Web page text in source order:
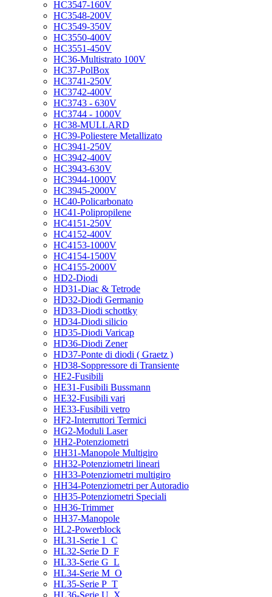
HC3547-160V
HC3548-200V
HC3549-350V
HC3550-400V
HC3551-450V
HC36-Multistrato 100V
HC37-PolBox
HC3741-250V
HC3742-400V
HC3743 - 630V
HC3744 - 1000V
HC38-MULLARD
HC39-Poliestere Metallizato
HC3941-250V
HC3942-400V
HC3943-630V
HC3944-1000V
HC3945-2000V
HC40-Policarbonato
HC41-Polipropilene
HC4151-250V
HC4152-400V
HC4153-1000V
HC4154-1500V
HC4155-2000V
HD2-Diodi
HD31-Diac & Tetrode
HD32-Diodi Germanio
HD33-Diodi schottky
HD34-Diodi silicio
HD35-Diodi Varicap
HD36-Diodi Zener
HD37-Ponte di diodi ( Graetz )
HD38-Soppressore di Transiente
HE2-Fusibili
HE31-Fusibili Bussmann
HE32-Fusibili vari
HE33-Fusibili vetro
HF2-Interruttori Termici
HG2-Moduli Laser
HH2-Potenziometri
HH31-Manopole Multigiro
HH32-Potenziometri lineari
HH33-Potenziometri multigiro
HH34-Potenziometri per Autoradio
HH35-Potenziometri Speciali
HH36-Trimmer
HH37-Manopole
HL2-Powerblock
HL31-Serie 1_C
HL32-Serie D_F
HL33-Serie G_L
HL34-Serie M_O
HL35-Serie P_T
HL36-Serie U_X